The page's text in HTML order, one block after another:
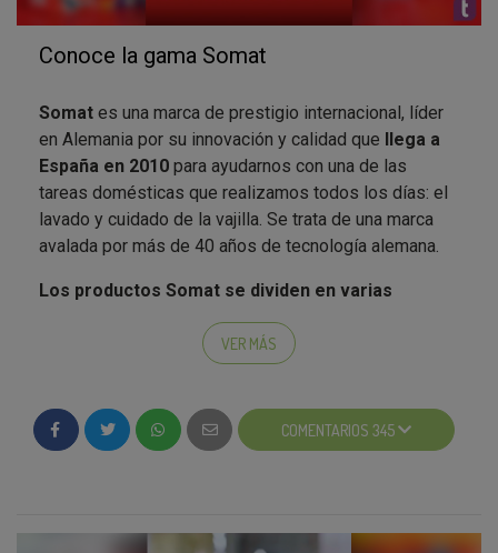
Conoce la gama Somat
Somat es una marca de prestigio internacional, líder
en Alemania por su innovación y calidad que llega a
España en 2010 para ayudarnos con una de las
tareas domésticas que realizamos todos los días: el
lavado y cuidado de la vajilla. Se trata de una marca
avalada por más de 40 años de tecnología alemana.
Los productos Somat se dividen en varias
Entre todas ellas, forman una gama
de 10 productos. En la categoría de pastillas
Total. En lo que a gel se refiere, encontramos tres
variedades: Somat MultiPerfect Vinagre, Somat
innovación de Somat.
VER MÁS
COMENTARIOS 345